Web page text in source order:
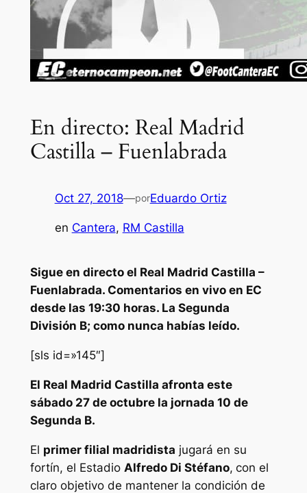
En directo: Real Madrid
Castilla – Fuenlabrada
Oct 27, 2018—porEduardo Ortiz
en Cantera, RM Castilla
Sigue en directo el Real Madrid Castilla –
Fuenlabrada. Comentarios en vivo en EC
desde las 19:30 horas. La Segunda
División B; como nunca habías leído.
[sls id=»145″]
El Real Madrid Castilla afronta este
sábado 27 de octubre la jornada 10 de
Segunda B.
El primer filial madridista jugará en su
fortín, el Estadio Alfredo Di Stéfano, con el
claro objetivo de mantener la condición de